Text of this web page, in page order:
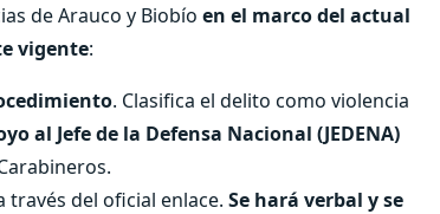
de Arauco y Biobío en el marco del actual
vigente:
. Clasifica el delito como violencia
al Jefe de la Defensa Nacional (JEDENA)
través del oficial enlace. Se hará verbal y se